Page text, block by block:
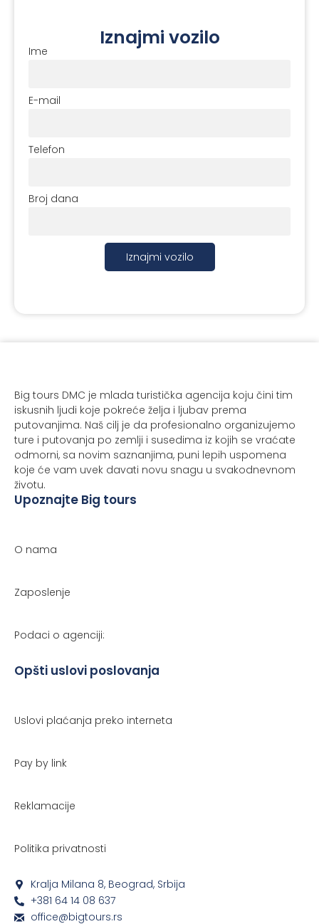
Iznajmi vozilo
Ime
E-mail
Telefon
Broj dana
Iznajmi vozilo
Big tours DMC je mlada turistička agencija koju čini tim
iskusnih ljudi koje pokreće želja i ljubav prema
putovanjima. Naš cilj je da profesionalno organizujemo
ture i putovanja po zemlji i susedima iz kojih se vraćate
odmorni, sa novim saznanjima, puni lepih uspomena
koje će vam uvek davati novu snagu u svakodnevnom
životu.
Upoznajte Big tours
O nama
Zaposlenje
Podaci o agenciji:
Opšti uslovi poslovanja
Uslovi plaćanja preko interneta
Pay by link
Reklamacije
Politika privatnosti
Kralja Milana 8, Beograd, Srbija
+381 64 14 08 637
office@bigtours.rs